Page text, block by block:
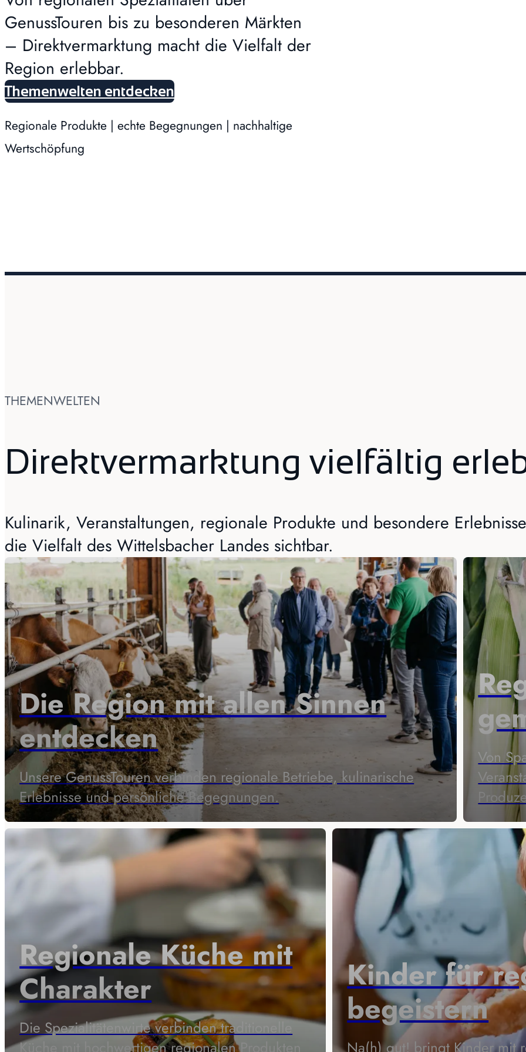
GenussTouren bis zu besonderen Märkten
– Direktvermarktung macht die Vielfalt der
Region erlebbar.
Themenwelten entdecken
Regionale Produkte | echte Begegnungen | nachhaltige
Wertschöpfung
THEMENWELTEN
Direktvermarktung vielfältig
Kulinarik, Veranstaltungen, regionale Produkte und besondere
die Vielfalt des Wittelsbacher Landes sichtbar.
Die Region mit allen Sinnen
entdecken
Unsere GenussTouren verbinden regionale Betriebe, kulinarische
Erlebnisse und persönliche Begegnungen.
Kinder für
begeistern
Na(h) gut! bringt Kinder mit
Von
Regionale Küche mit
Charakter
Die Spezialitätenwirte verbinden traditionelle
Küche mit hochwertigen regionalen Produkten